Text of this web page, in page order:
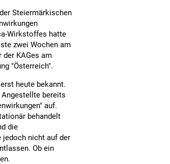
Steiermärkischen
Wirkstoffes hatte
zwei Wochen am
der KAGes am
"Österreich".
heute bekannt.
Angestellte bereits
auf.
behandelt
die
jedoch nicht auf der
Ob ein